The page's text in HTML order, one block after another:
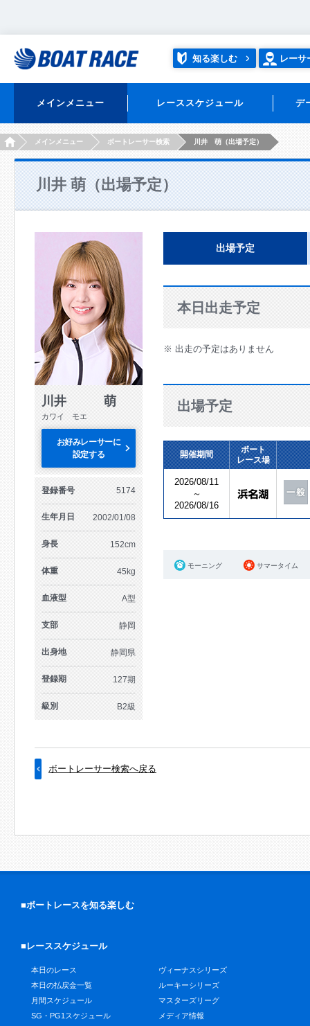
知る楽しむ レーサ
メインメニュー レーススケジュール デ
HOMEメインメニュー ボートレーサー検索 川井 萌（出場予定）
川井 萌（出場予定）
川井 萌
カワイ モエ
お好みレーサーに
設定する
登録番号 5174
生年月日 2002/01/08
身長 152cm
体重 45kg
血液型 A型
支部 静岡
出身地 静岡県
登録期 127期
級別 B2級
出場予定
本日出走予定
※ 出走の予定はありません
出場予定
開催期間
ボート
レース場
2026/08/11
～
2026/08/16
モーニング サマータイム
ボートレーサー検索へ戻る
■ボートレースを知る楽しむ
■レーススケジュール
本日のレース
本日の払戻金一覧
月間スケジュール
SG・PG1スケジュール
ヴィーナスシリーズ
ルーキーシリーズ
マスターズリーグ
メディア情報